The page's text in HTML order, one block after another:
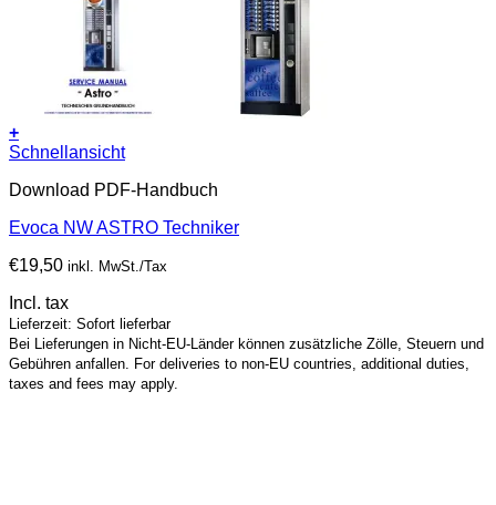
+
Schnellansicht
Download PDF-Handbuch
Evoca NW ASTRO Techniker
€19,50 inkl. MwSt./Tax
Incl. tax
Lieferzeit: Sofort lieferbar
Bei Lieferungen in Nicht-EU-Länder können zusätzliche Zölle, Steuern und
Gebühren anfallen. For deliveries to non-EU countries, additional duties,
taxes and fees may apply.